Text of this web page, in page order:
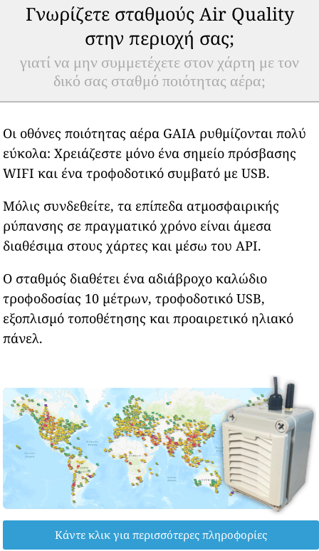
Γνωρίζετε σταθμούς Air Quality
στην περιοχή σας;
γιατί να μην συμμετέχετε στον χάρτη με τον
δικό σας σταθμό ποιότητας αέρα;
Οι οθόνες ποιότητας αέρα GAIA ρυθμίζονται πολύ
εύκολα: Χρειάζεστε μόνο ένα σημείο πρόσβασης
WIFI και ένα τροφοδοτικό συμβατό με USB.
Μόλις συνδεθείτε, τα επίπεδα ατμοσφαιρικής
ρύπανσης σε πραγματικό χρόνο είναι άμεσα
διαθέσιμα στους χάρτες και μέσω του API.
Ο σταθμός διαθέτει ένα αδιάβροχο καλώδιο
τροφοδοσίας 10 μέτρων, τροφοδοτικό USB,
εξοπλισμό τοποθέτησης και προαιρετικό ηλιακό
πάνελ.
Κάντε κλικ για περισσότερες πληροφορίες